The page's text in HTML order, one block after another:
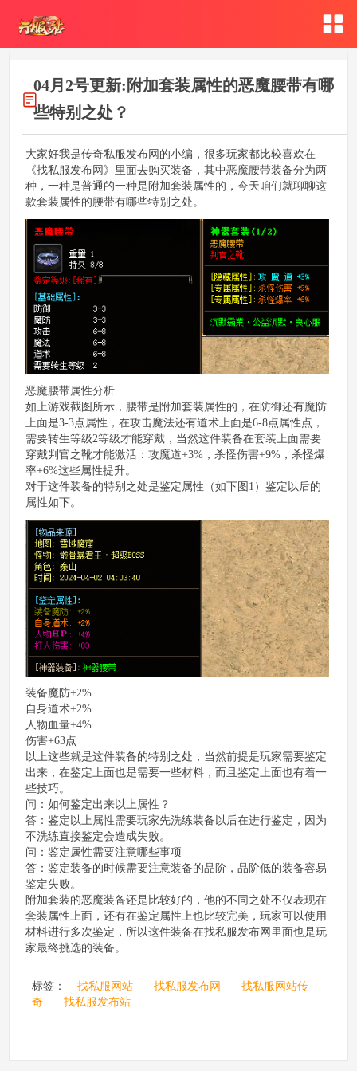
04月2号更新:附加套装属性的恶魔腰带有哪
些特别之处？
大家好我是传奇私服发布网的小编，很多玩家都比较喜欢在
《找私服发布网》里面去购买装备，其中恶魔腰带装备分为两
种，一种是普通的一种是附加套装属性的，今天咱们就聊聊这
款套装属性的腰带有哪些特别之处。
恶魔腰带属性分析
如上游戏截图所示，腰带是附加套装属性的，在防御还有魔防
上面是3-3点属性，在攻击魔法还有道术上面是6-8点属性点，
需要转生等级2等级才能穿戴，当然这件装备在套装上面需要
穿戴判官之靴才能激活：攻魔道+3%，杀怪伤害+9%，杀怪爆
率+6%这些属性提升。
对于这件装备的特别之处是鉴定属性（如下图1）鉴定以后的
属性如下。
装备魔防+2%
自身道术+2%
人物血量+4%
伤害+63点
以上这些就是这件装备的特别之处，当然前提是玩家需要鉴定
出来，在鉴定上面也是需要一些材料，而且鉴定上面也有着一
些技巧。
问：如何鉴定出来以上属性？
答：鉴定以上属性需要玩家先洗练装备以后在进行鉴定，因为
不洗练直接鉴定会造成失败。
问：鉴定属性需要注意哪些事项
答：鉴定装备的时候需要注意装备的品阶，品阶低的装备容易
鉴定失败。
附加套装的恶魔装备还是比较好的，他的不同之处不仅表现在
套装属性上面，还有在鉴定属性上也比较完美，玩家可以使用
材料进行多次鉴定，所以这件装备在找私服发布网里面也是玩
家最终挑选的装备。
标签： 找私服网站 找私服发布网
找私服网站传
奇
找私服发布站